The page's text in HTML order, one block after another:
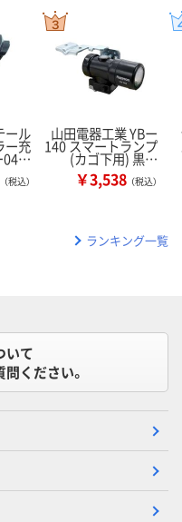
ール
ー充
04…
（税込）
山田電器工業 YBー
140 スマートランプ
(カゴ下用) 黒…
￥3,538 （税込）
ランキング一覧
いて
ください。